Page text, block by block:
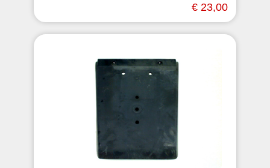
€ 23,00